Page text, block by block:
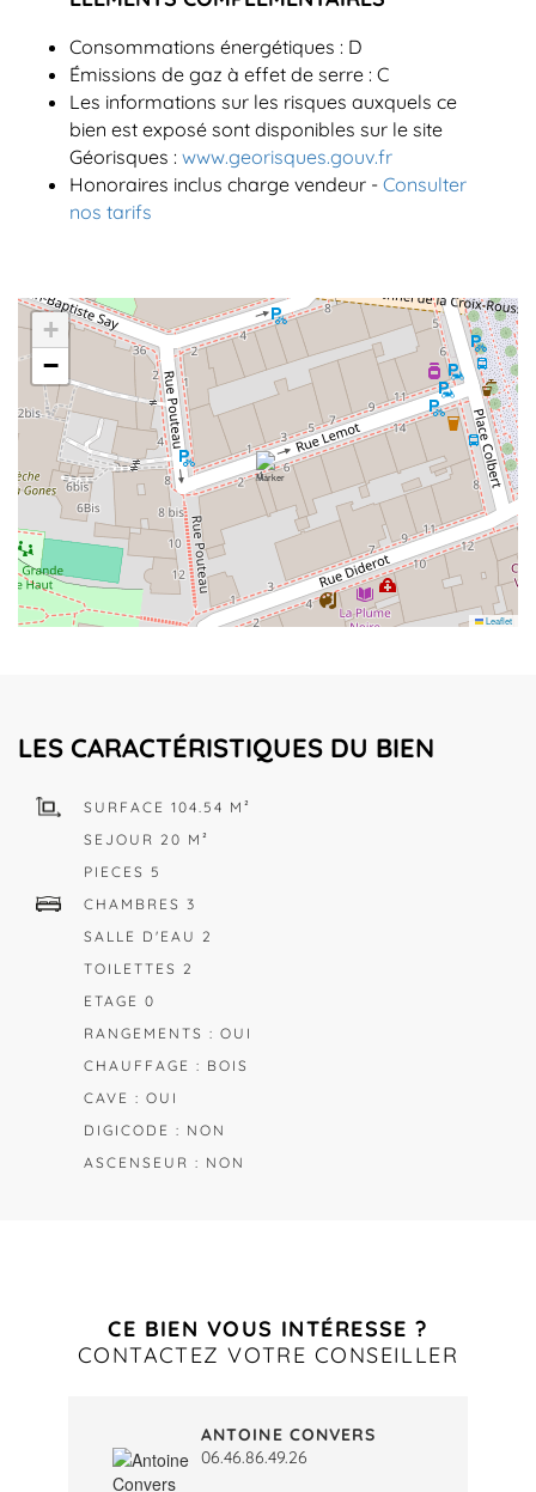
Consommations énergétiques : D
Émissions de gaz à effet de serre : C
Les informations sur les risques auxquels ce
bien est exposé sont disponibles sur le site
Géorisques : www.georisques.gouv.fr
Honoraires inclus charge vendeur - Consulter
nos tarifs
+
−
Leaflet
LES CARACTÉRISTIQUES DU BIEN
SURFACE 104.54 M²
SEJOUR 20 M²
PIECES 5
CHAMBRES 3
SALLE D'EAU 2
TOILETTES 2
ETAGE 0
RANGEMENTS : OUI
CHAUFFAGE : BOIS
CAVE : OUI
DIGICODE : NON
ASCENSEUR : NON
CE BIEN VOUS INTÉRESSE ?
CONTACTEZ VOTRE CONSEILLER
ANTOINE CONVERS
06.46.86.49.26